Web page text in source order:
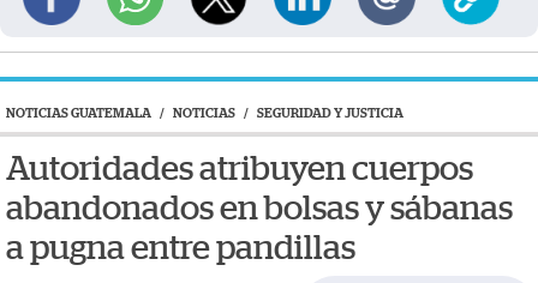
NOTICIAS GUATEMALA / NOTICIAS / SEGURIDAD Y JUSTICIA
Autoridades atribuyen cuerpos
abandonados en bolsas y sábanas
a pugna entre pandillas